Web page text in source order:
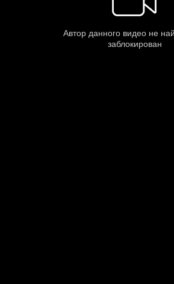
Автор данного видео не
заблокирован